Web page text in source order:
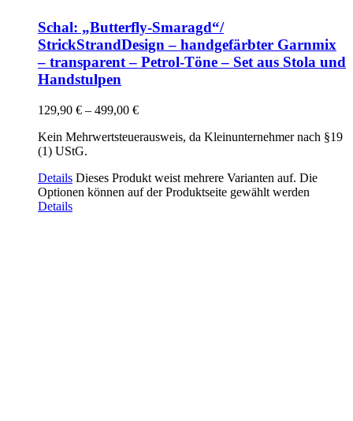
Schal: „Butterfly-Smaragd“/
StrickStrandDesign – handgefärbter Garnmix
– transparent – Petrol-Töne – Set aus Stola und
Handstulpen
129,90 € – 499,00 €
Kein Mehrwertsteuerausweis, da Kleinunternehmer nach §19
(1) UStG.
Details Dieses Produkt weist mehrere Varianten auf. Die
Optionen können auf der Produktseite gewählt werden
Details